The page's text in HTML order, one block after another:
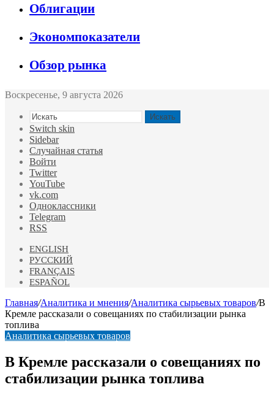
Облигации
Экономпоказатели
Обзор рынка
Воскресенье, 9 августа 2026
Искать
Switch skin
Sidebar
Случайная статья
Войти
Twitter
YouTube
vk.com
Одноклассники
Telegram
RSS
ENGLISH
РУССКИЙ
FRANÇAIS
ESPAÑOL
Главная/Аналитика и мнения/Аналитика сырьевых товаров/В
Кремле рассказали о совещаниях по стабилизации рынка
топлива
Аналитика сырьевых товаров
В Кремле рассказали о совещаниях по
стабилизации рынка топлива